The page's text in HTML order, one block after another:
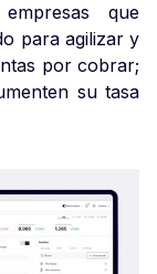
que
para agilizar y
por cobrar;
su tasa